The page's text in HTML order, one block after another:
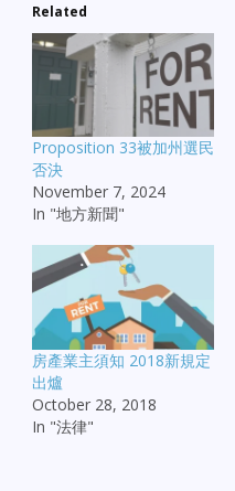
Related
Proposition 33被加州選民
否決
November 7, 2024
In "地方新聞"
房產業主須知 2018新規定
出爐
October 28, 2018
In "法律"